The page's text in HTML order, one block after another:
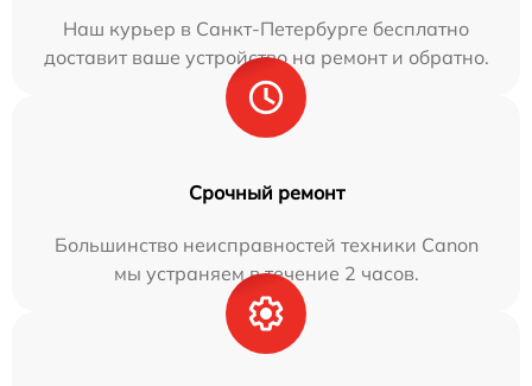
Наш курьер в Санкт-Петербурге бесплатно
доставит ваше устройство на ремонт и обратно.
Срочный ремонт
Большинство неисправностей техники Canon
мы устраняем в течение 2 часов.